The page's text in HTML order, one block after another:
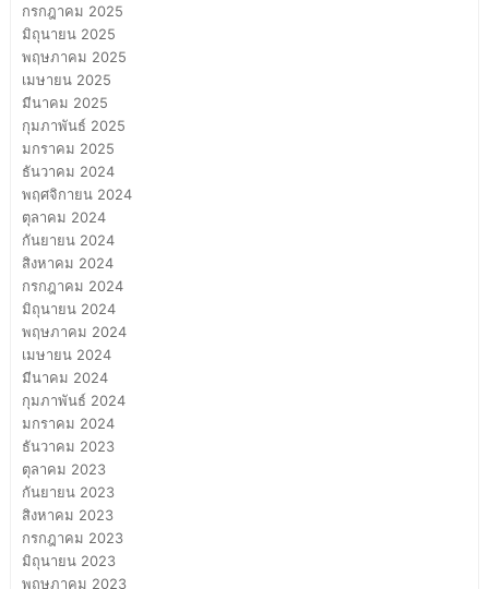
กรกฎาคม 2025
มิถุนายน 2025
พฤษภาคม 2025
เมษายน 2025
มีนาคม 2025
กุมภาพันธ์ 2025
มกราคม 2025
ธันวาคม 2024
พฤศจิกายน 2024
ตุลาคม 2024
กันยายน 2024
สิงหาคม 2024
กรกฎาคม 2024
มิถุนายน 2024
พฤษภาคม 2024
เมษายน 2024
มีนาคม 2024
กุมภาพันธ์ 2024
มกราคม 2024
ธันวาคม 2023
ตุลาคม 2023
กันยายน 2023
สิงหาคม 2023
กรกฎาคม 2023
มิถุนายน 2023
พฤษภาคม 2023